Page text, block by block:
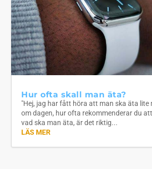
Hur ofta skall man äta?
"Hej, jag har fått höra att man ska äta lite
om dagen, hur ofta rekommenderar du
vad ska man äta, är det riktig...
LÄS MER